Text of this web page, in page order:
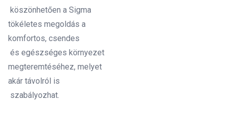
köszönhetően a Sigma
tökéletes megoldás a
komfortos, csendes
és egészséges környezet
megteremtéséhez, melyet
akár távolról is
szabályozhat.